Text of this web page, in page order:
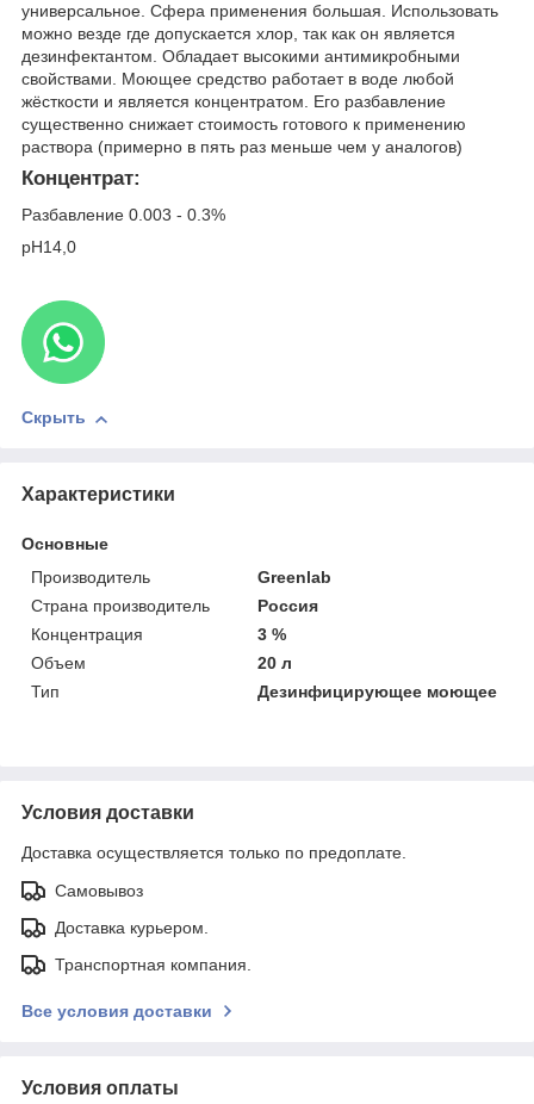
универсальное. Сфера применения большая. Использовать
можно везде где допускается хлор, так как он является
дезинфектантом. Обладает высокими антимикробными
свойствами. Моющее средство работает в воде любой
жёсткости и является концентратом. Его разбавление
существенно снижает стоимость готового к применению
раствора (примерно в пять раз меньше чем у аналогов)
Концентрат:
Разбавление 0.003 - 0.3%
pH14,0
Скрыть
Характеристики
Основные
Производитель
Greenlab
Страна производитель
Россия
Концентрация
3 %
Объем
20 л
Тип
Дезинфицирующее моющее
Условия доставки
Доставка осуществляется только по предоплате.
Самовывоз
Доставка курьером.
Транспортная компания.
Все условия доставки
Условия оплаты